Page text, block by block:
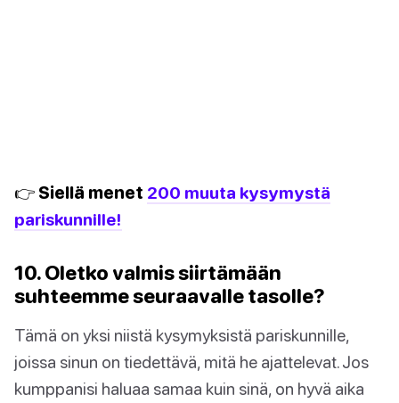
👉 Siellä menet 200 muuta kysymystä
pariskunnille!
10. Oletko valmis siirtämään
suhteemme seuraavalle tasolle?
Tämä on yksi niistä kysymyksistä pariskunnille,
joissa sinun on tiedettävä, mitä he ajattelevat. Jos
kumppanisi haluaa samaa kuin sinä, on hyvä aika